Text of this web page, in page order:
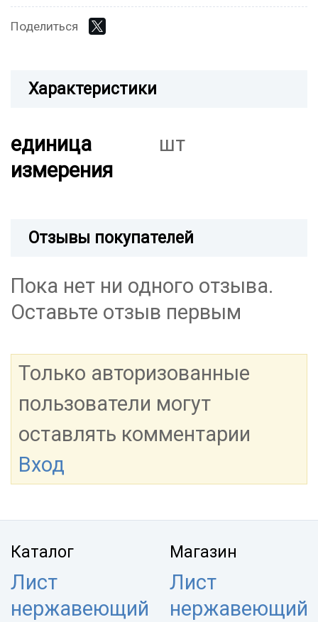
Поделиться
Характеристики
единица
измерения
шт
Отзывы покупателей
Пока нет ни одного отзыва.
Оставьте отзыв первым
Только авторизованные
пользователи могут
оставлять комментарии
Вход
Каталог
Лист
нержавеющий
Магазин
Лист
нержавеющий